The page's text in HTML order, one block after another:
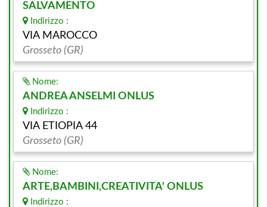
SALVAMENTO
Indirizzo :
VIA MAROCCO
Grosseto (GR)
Nome:
ANDREA ANSELMI ONLUS
Indirizzo :
VIA ETIOPIA 44
Grosseto (GR)
Nome:
ARTE,BAMBINI,CREATIVITA' ONLUS
Indirizzo :